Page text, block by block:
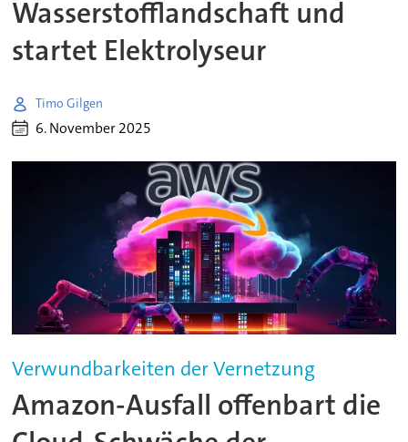
Wasserstofflandschaft und
startet Elektrolyseur
Timo Gilgen
6. November 2025
Verwundbarkeiten der Vernetzung
Amazon-Ausfall offenbart die